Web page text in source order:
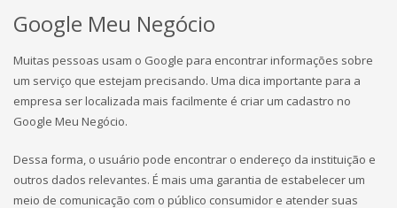
Google Meu Negócio
Muitas pessoas usam o Google para encontrar informações sobre
um serviço que estejam precisando. Uma dica importante para a
empresa ser localizada mais facilmente é criar um cadastro no
Google Meu Negócio.
Dessa forma, o usuário pode encontrar o endereço da instituição e
outros dados relevantes. É mais uma garantia de estabelecer um
meio de comunicação com o público consumidor e atender suas